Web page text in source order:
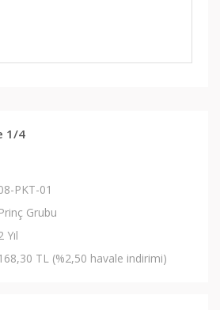
1/4
PKT-01
Prinç Grubu
Yıl
TL (%2,50 havale indirimi)